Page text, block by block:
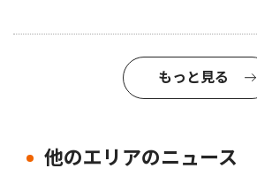
もっと見る
他のエリアのニュース